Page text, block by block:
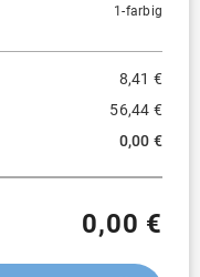
1-farbig
8,41 €
56,44 €
0,00 €
0,00 €